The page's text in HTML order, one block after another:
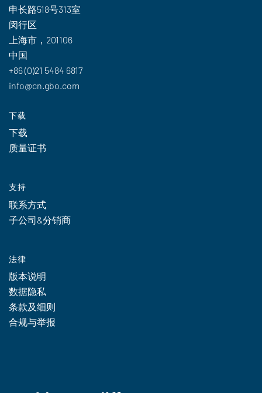
申长路518号313室
闵行区
上海市，201106
中国
+86 (0)21 5484 6817
info@cn.gbo.com
下载
下载
质量证书
支持
联系方式
子公司&分销商
法律
版本说明
数据隐私
条款及细则
合规与举报